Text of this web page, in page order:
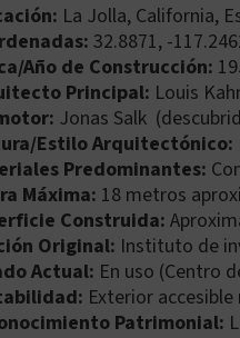
La Jolla, California,
32.8871, -
Año de Construcción:
Principal: Louis
Jonas Salk
Estilo Arquitectónico:
Predominantes:
Máxima: 18 metros
Construida:
Original: Instituto de
Actual: En uso (Centro
Exterior
Patrimonial: